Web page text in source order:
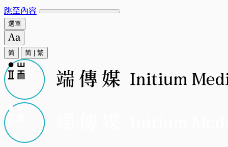
跳至內容
選單
简 简 繁